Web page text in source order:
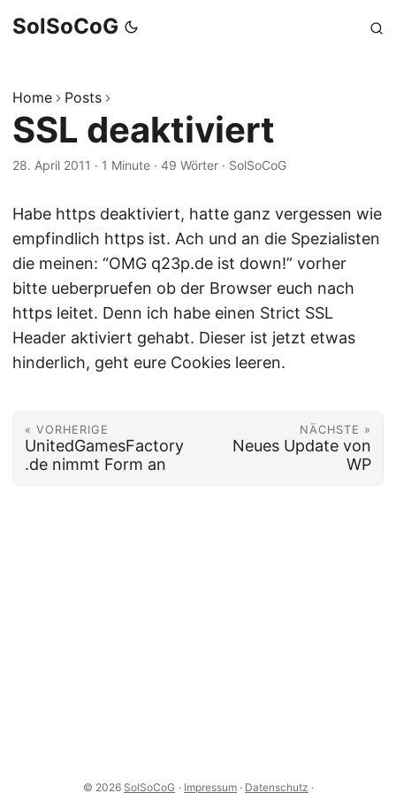
SolSoCoG
Home Posts
SSL deaktiviert
28. April 2011 · 1 Minute · 49 Wörter · SolSoCoG
Habe https deaktiviert, hatte ganz vergessen wie
empfindlich https ist. Ach und an die Spezialisten
die meinen: “OMG q23p.de ist down!” vorher
bitte ueberpruefen ob der Browser euch nach
https leitet. Denn ich habe einen Strict SSL
Header aktiviert gehabt. Dieser ist jetzt etwas
hinderlich, geht eure Cookies leeren.
« VORHERIGE
UnitedGamesFactory
.de nimmt Form an
NÄCHSTE »
Neues Update von
WP
© 2026 SolSoCoG · Impressum · Datenschutz ·